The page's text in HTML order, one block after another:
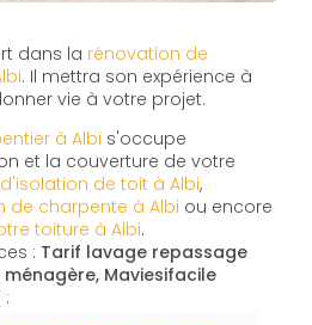
dans la rénovation de
. Il mettra son expérience à
vie à votre projet.
à Albi s'occupe
et la couverture de votre
de toit à Albi,
de charpente à Albi ou encore
toiture à Albi.
: Tarif lavage repassage
Maviesifacile